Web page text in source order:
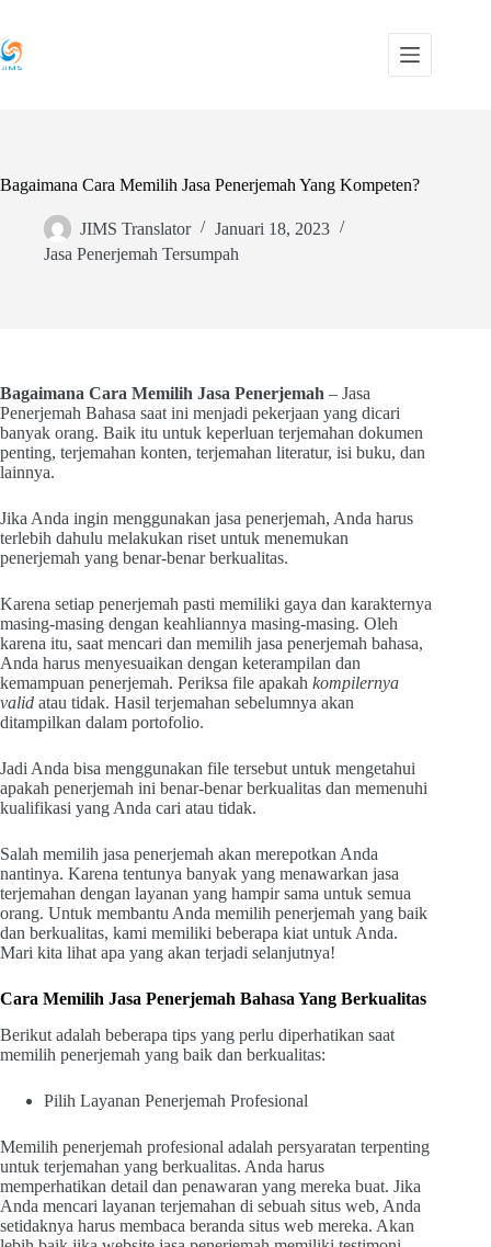
content
Bagaimana Cara Memilih Jasa Penerjemah Yang Kompeten?
JIMS Translator
Januari 18, 2023
Jasa Penerjemah Tersumpah
Bagaimana Cara Memilih Jasa Penerjemah – Jasa
Penerjemah Bahasa saat ini menjadi pekerjaan yang dicari
banyak orang. Baik itu untuk keperluan terjemahan dokumen
penting, terjemahan konten, terjemahan literatur, isi buku, dan
lainnya.
Jika Anda ingin menggunakan jasa penerjemah, Anda harus
terlebih dahulu melakukan riset untuk menemukan
penerjemah yang benar-benar berkualitas.
Karena setiap penerjemah pasti memiliki gaya dan karakternya
masing-masing dengan keahliannya masing-masing. Oleh
karena itu, saat mencari dan memilih jasa penerjemah bahasa,
Anda harus menyesuaikan dengan keterampilan dan
kemampuan penerjemah. Periksa file apakah kompilernya
valid atau tidak. Hasil terjemahan sebelumnya akan
ditampilkan dalam portofolio.
Jadi Anda bisa menggunakan file tersebut untuk mengetahui
apakah penerjemah ini benar-benar berkualitas dan memenuhi
kualifikasi yang Anda cari atau tidak.
Salah memilih jasa penerjemah akan merepotkan Anda
nantinya. Karena tentunya banyak yang menawarkan jasa
terjemahan dengan layanan yang hampir sama untuk semua
orang. Untuk membantu Anda memilih penerjemah yang baik
dan berkualitas, kami memiliki beberapa kiat untuk Anda.
Mari kita lihat apa yang akan terjadi selanjutnya!
Cara Memilih Jasa Penerjemah Bahasa Yang Berkualitas
Berikut adalah beberapa tips yang perlu diperhatikan saat
memilih penerjemah yang baik dan berkualitas:
Pilih Layanan Penerjemah Profesional
Memilih penerjemah profesional adalah persyaratan terpenting
untuk terjemahan yang berkualitas. Anda harus
memperhatikan detail dan penawaran yang mereka buat. Jika
Anda mencari layanan terjemahan di sebuah situs web, Anda
setidaknya harus membaca beranda situs web mereka. Akan